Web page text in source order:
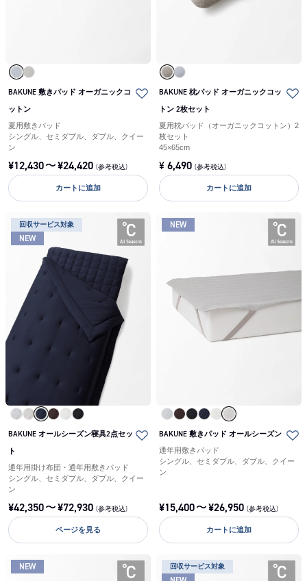
BAKUNE 敷きパッド オーガニックコ
ットン
夏用敷きパッド
シングル、セミダブル、ダブル、クイー
ン
¥12,430〜¥24,420 (参考税込)
カートに追加
BAKUNE 枕パッド オーガニックコッ
トン 2枚セット
夏用枕パッド（オーガニックコットン）2
枚セット
45×65cm
¥ 6,490 (参考税込)
カートに追加
回収サービス対象
NEW
BAKUNE オールシーズン寝具2点セッ
ト
通年用掛け布団・通年用敷きパッド
シングル、セミダブル、ダブル、クイー
ン
¥42,350〜¥72,930 (参考税込)
ページを見る
NEW
BAKUNE 敷きパッド オールシーズン
通年用敷きパッド
シングル、セミダブル、ダブル、クイー
ン
¥15,400〜¥26,950 (参考税込)
カートに追加
NEW 回収サービス対象